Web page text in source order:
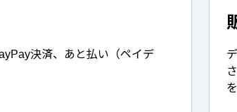
決済、あと払い（ペイデ